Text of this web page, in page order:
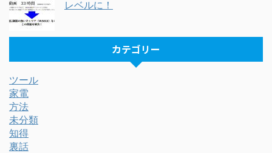
レベルに！
カテゴリー
ツール
家電
方法
未分類
知得
裏話